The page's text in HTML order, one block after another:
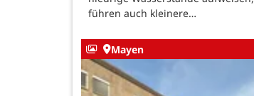
führen auch kleinere…
Mayen